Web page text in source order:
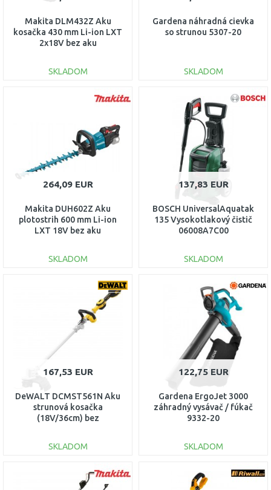
Makita DLM432Z Aku
kosačka 430 mm Li-ion LXT
2x18V bez aku
SKLADOM
DO KOŠÍKA
Gardena náhradná cievka
so strunou 5307-20
SKLADOM
DO KOŠÍKA
Porovnať
264,09 EUR
Makita DUH602Z Aku
plotostrih 600 mm Li-ion
LXT 18V bez aku
SKLADOM
DO KOŠÍKA
137,83 EUR
BOSCH UniversalAquatak
135 Vysokotlakový čistič
06008A7C00
SKLADOM
DO KOŠÍKA
Porovnať
167,53 EUR
DeWALT DCMST561N Aku
strunová kosačka
(18V/36cm) bez
SKLADOM
DO KOŠÍKA
122,75 EUR
Gardena ErgoJet 3000
záhradný vysávač / fúkač
9332-20
SKLADOM
DO KOŠÍKA